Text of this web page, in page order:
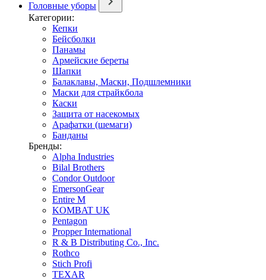
Головные уборы
Категории:
Кепки
Бейсболки
Панамы
Армейские береты
Шапки
Балаклавы, Маски, Подшлемники
Маски для страйкбола
Каски
Защита от насекомых
Арафатки (шемаги)
Банданы
Бренды:
Alpha Industries
Bilal Brothers
Condor Outdoor
EmersonGear
Entire M
KOMBAT UK
Pentagon
Propper International
R & B Distributing Co., Inc.
Rothco
Stich Profi
TEXAR